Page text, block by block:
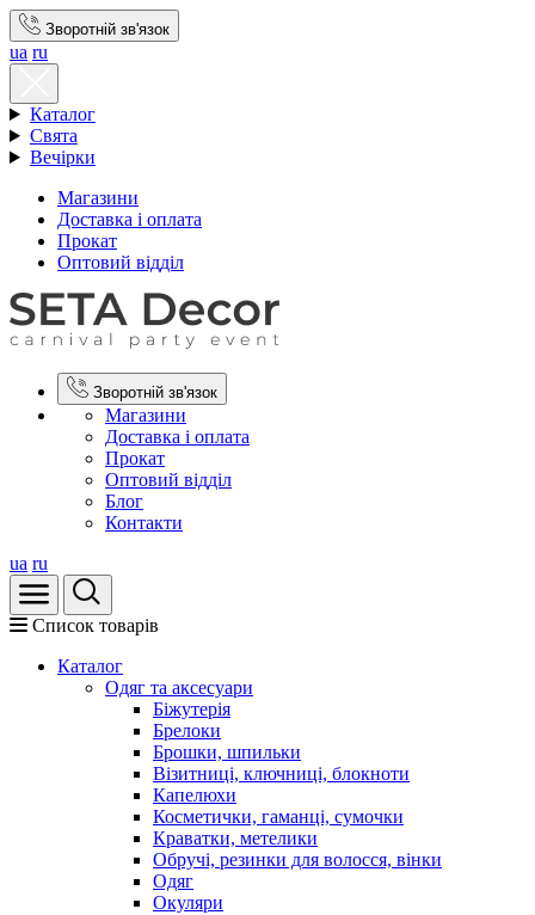
Зворотній зв'язок
ua ru
Каталог
Свята
Вечірки
Магазини
Доставка і оплата
Прокат
Оптовий відділ
Зворотній зв'язок
Магазини
Доставка і оплата
Прокат
Оптовий відділ
Блог
Контакти
ua ru
Список товарів
Каталог
Oдяг та аксесуари
Біжутерія
Брелоки
Брошки, шпильки
Візитниці, ключниці, блокноти
Капелюхи
Косметички, гаманці, сумочки
Краватки, метелики
Обручі, резинки для волосся, вінки
Одяг
Окуляри